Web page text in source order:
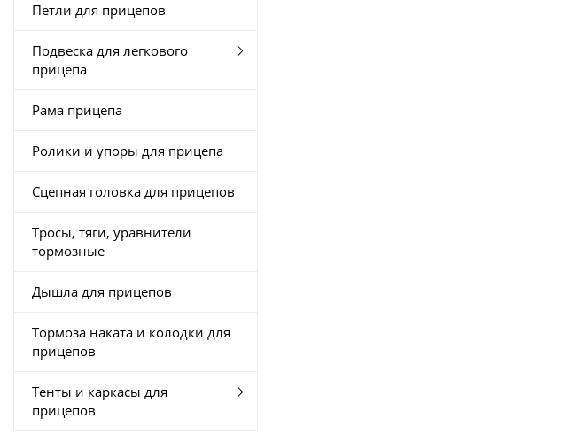
Петли для прицепов
Подвеска для легкового
прицепа
Рама прицепа
Ролики и упоры для прицепа
Сцепная головка для прицепов
Тросы, тяги, уравнители
тормозные
Дышла для прицепов
Тормоза наката и колодки для
прицепов
Тенты и каркасы для
прицепов